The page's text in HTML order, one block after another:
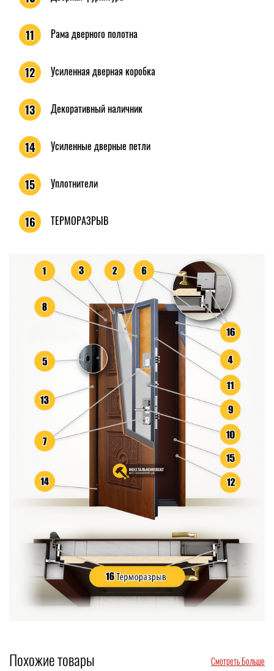
11 Рама дверного полотна
12 Усиленная дверная коробка
13 Декоративный наличник
14 Усиленные дверные петли
15 Уплотнители
16 ТЕРМОРАЗРЫВ
Похожие товары Смотреть Больше